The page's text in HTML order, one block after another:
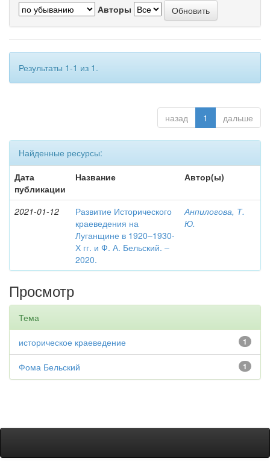
Авторы
Результаты 1-1 из 1.
назад 1 дальше
Найденные ресурсы:
Дата
публикации
Название Автор(ы)
2021-01-12
Развитие Исторического
краеведения на
Луганщине в 1920–1930-
Х гг. и Ф. А. Бельский. –
2020.
Анпилогова, Т.
Ю.
Просмотр
Тема
1
историческое краеведение
1
Фома Бельский